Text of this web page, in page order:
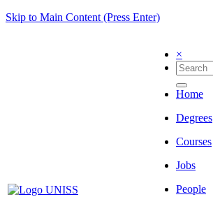
Skip to Main Content (Press Enter)
×
Home
Degrees
Courses
Jobs
People